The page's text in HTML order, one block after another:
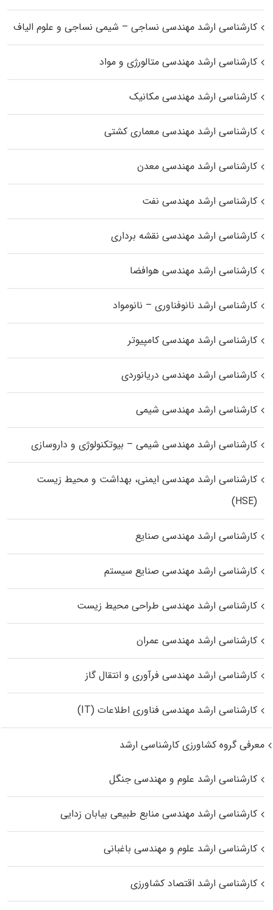
کارشناسی ارشد مهندسی نساجی – شیمی نساجی و علوم الیاف
کارشناسی ارشد مهندسی متالورژی و مواد
کارشناسی ارشد مهندسی مکانیک
کارشناسی ارشد مهندسی معماری کشتی
کارشناسی ارشد مهندسی معدن
کارشناسی ارشد مهندسی نفت
کارشناسی ارشد مهندسی نقشه برداری
کارشناسی ارشد مهندسی هوافضا
کارشناسی ارشد نانوفناوری – نانومواد
کارشناسی ارشد مهندسی کامپیوتر
کارشناسی ارشد مهندسی دریانوردی
کارشناسی ارشد مهندسی شیمی
کارشناسی ارشد مهندسی شیمی – بیوتکنولوژی و داروسازی
کارشناسی ارشد مهندسی ایمنی، بهداشت و محیط زیست
(HSE)
کارشناسی ارشد مهندسی صنایع
کارشناسی ارشد مهندسی صنایع سیستم
کارشناسی ارشد مهندسی طراحی محیط زیست
کارشناسی ارشد مهندسی عمران
کارشناسی ارشد مهندسی فرآوری و انتقال گاز
کارشناسی ارشد مهندسی فناوری اطلاعات (IT)
معرفی گروه کشاورزی کارشناسی ارشد
کارشناسی ارشد علوم و مهندسی جنگل
کارشناسی ارشد مهندسی منابع طبیعی بیابان زدایی
کارشناسی ارشد علوم و مهندسی باغبانی
کارشناسی ارشد اقتصاد کشاورزی